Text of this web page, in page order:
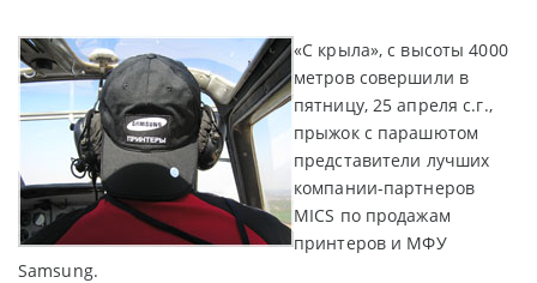
«С крыла», с высоты 4000
метров совершили в
пятницу, 25 апреля с.г.,
прыжок с парашютом
представители лучших
компании-партнеров
MICS по продажам
принтеров и МФУ
Samsung.